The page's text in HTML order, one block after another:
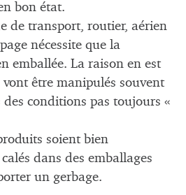
bon état.
de transport, routier, aérien
nécessite que la
emballée. La raison en est
être manipulés souvent
conditions pas toujours «
soient bien
dans des emballages
un gerbage.